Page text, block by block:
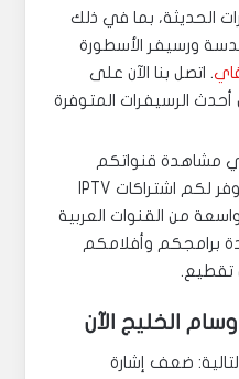
الحديثة، بما في ذلك
ورسيفر الأسطورة
. اتصل بنا الآن على
الرسيفرات المتوفرة
مشاهدة قنواتكم
المفضلة عبر الإنترنت؟ نحن نوفر لكم اشتراكات IPTV
من القنوات العربية
برامجكم وأفلامكم
تقطيع.
الخليج الآن
ضعف إشارة